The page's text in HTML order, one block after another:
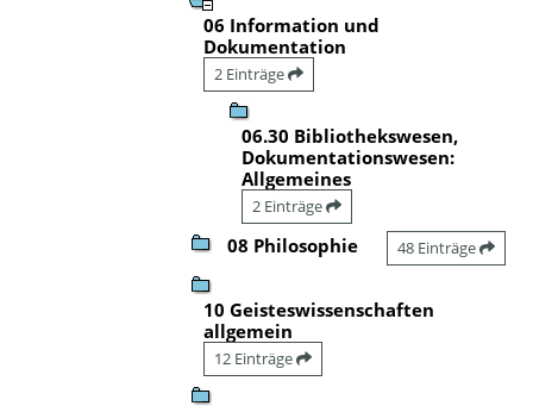
06 Information und
Dokumentation
2 Einträge
06.30 Bibliothekswesen,
Dokumentationswesen:
Allgemeines
2 Einträge
08 Philosophie 48 Einträge
10 Geisteswissenschaften
allgemein
12 Einträge